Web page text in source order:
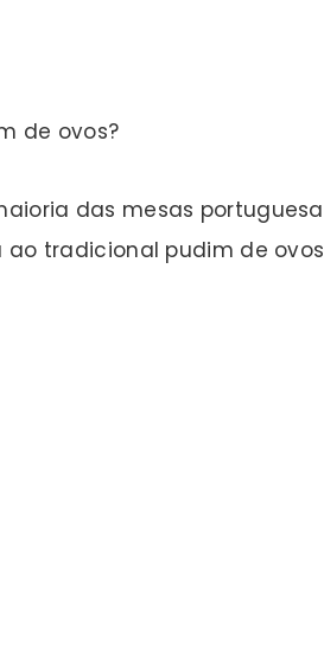
de ovos?
das mesas
ao tradicional pudim de